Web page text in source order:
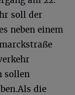
soll der
neben einem
sollen
Als die